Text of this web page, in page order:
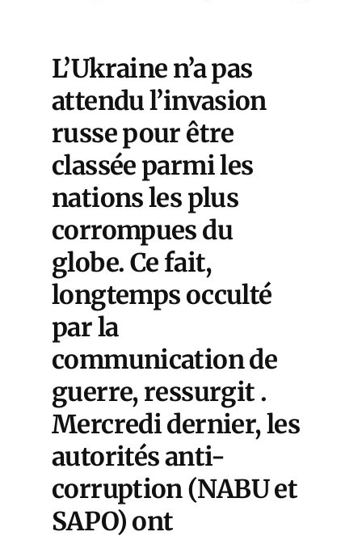
L’Ukraine n’a pas
attendu l’invasion
russe pour être
classée parmi les
nations les plus
corrompues du
globe. Ce fait,
longtemps occulté
par la
communication de
guerre, ressurgit .
Mercredi dernier, les
autorités anti-
corruption (NABU et
SAPO) ont